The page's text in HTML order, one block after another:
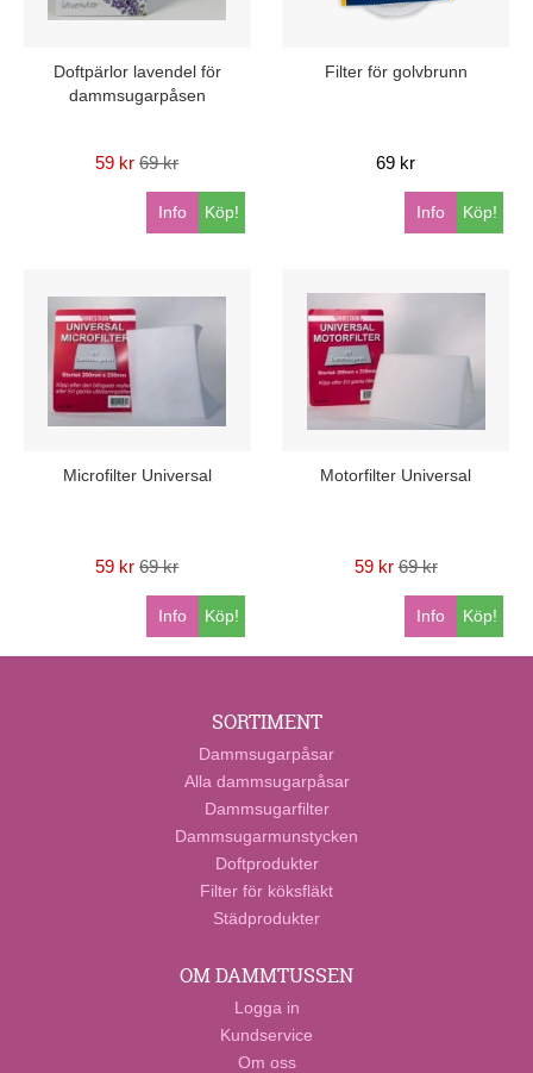
Doftpärlor lavendel för
dammsugarpåsen
59 kr 69 kr
Köp!
Info
Filter för golvbrunn
69 kr
Köp!
Info
Microfilter Universal
59 kr 69 kr
Köp!
Info
Motorfilter Universal
59 kr 69 kr
Köp!
Info
SORTIMENT
Dammsugarpåsar
Alla dammsugarpåsar
Dammsugarfilter
Dammsugarmunstycken
Doftprodukter
Filter för köksfläkt
Städprodukter
OM DAMMTUSSEN
Logga in
Kundservice
Om oss